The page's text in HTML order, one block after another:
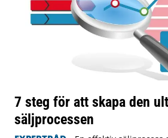
7 steg för att skapa den
säljprocessen